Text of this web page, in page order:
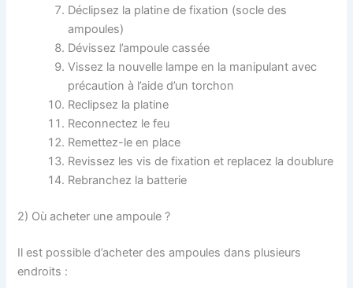
Déclipsez la platine de fixation (socle des
ampoules)
Dévissez l’ampoule cassée
Vissez la nouvelle lampe en la manipulant avec
précaution à l’aide d’un torchon
Reclipsez la platine
Reconnectez le feu
Remettez-le en place
Revissez les vis de fixation et replacez la doublure
Rebranchez la batterie
2) Où acheter une ampoule ?
Il est possible d’acheter des ampoules dans plusieurs
endroits :